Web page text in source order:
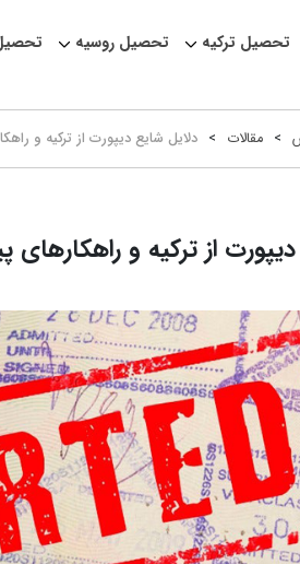
تحصیل ترکیه تحصیل روسیه
> مقالات > دلایل شایع دیپورت از ترکیه و
از ترکیه و راهکارهای